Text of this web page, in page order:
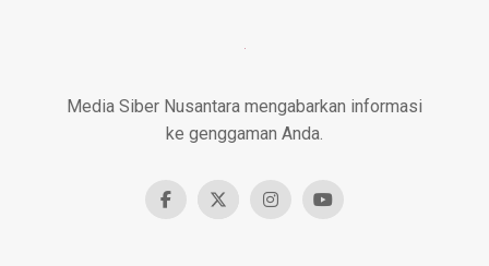
Media Siber Nusantara mengabarkan informasi
ke genggaman Anda.